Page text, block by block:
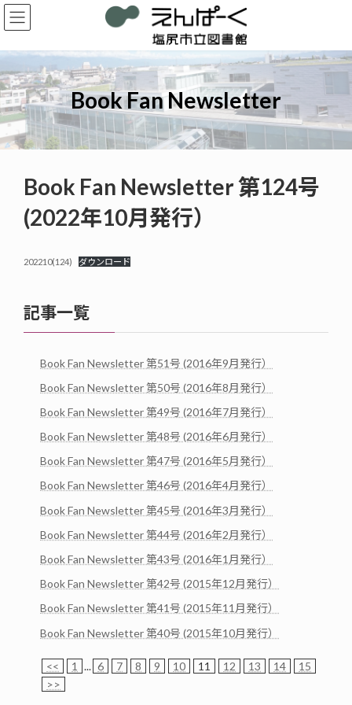
コ
ン
ン
ツ
へ
ス
キ
ッ
プ
ナ
ビ
ー
シ
ョ
ン
に
移
動
Book Fan Newsletter
Book Fan Newsletter 第124号
(2022年10月発行）
202210(124) ダウンロード
記事一覧
Book Fan Newsletter 第51号 (2016年9月発行）
Book Fan Newsletter 第50号 (2016年8月発行）
Book Fan Newsletter 第49号 (2016年7月発行）
Book Fan Newsletter 第48号 (2016年6月発行）
Book Fan Newsletter 第47号 (2016年5月発行）
Book Fan Newsletter 第46号 (2016年4月発行）
Book Fan Newsletter 第45号 (2016年3月発行）
Book Fan Newsletter 第44号 (2016年2月発行）
Book Fan Newsletter 第43号 (2016年1月発行）
Book Fan Newsletter 第42号 (2015年12月発行）
Book Fan Newsletter 第41号 (2015年11月発行）
Book Fan Newsletter 第40号 (2015年10月発行）
<< 1 ... 6 7 8 9 10 11 12 13 14
15
>>